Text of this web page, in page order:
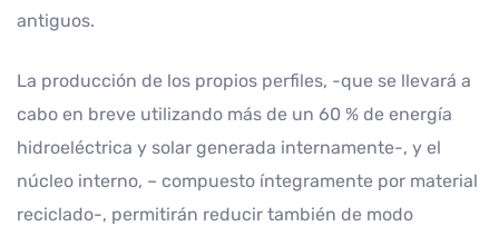
antiguos.
La producción de los propios perfiles, -que se llevará a
cabo en breve utilizando más de un 60 % de energía
hidroeléctrica y solar generada internamente-, y el
núcleo interno, – compuesto íntegramente por material
reciclado-, permitirán reducir también de modo